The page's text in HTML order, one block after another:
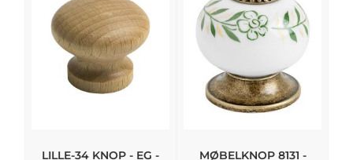
LILLE-34 KNOP - EG -
MØBELKNOP 8131 -